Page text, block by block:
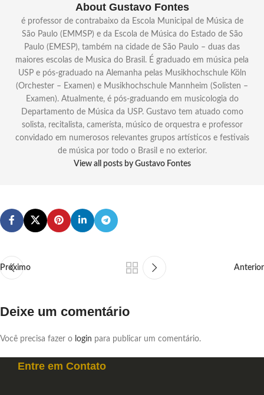
About Gustavo Fontes
é professor de contrabaixo da Escola Municipal de Música de
São Paulo (EMMSP) e da Escola de Música do Estado de São
Paulo (EMESP), também na cidade de São Paulo – duas das
maiores escolas de Musica do Brasil. É graduado em música pela
USP e pós-graduado na Alemanha pelas Musikhochschule Köln
(Orchester – Examen) e Musikhochschule Mannheim (Solisten –
Examen). Atualmente, é pós-graduando em musicologia do
Departamento de Música da USP. Gustavo tem atuado como
solista, recitalista, camerísta, músico de orquestra e professor
convidado em numerosos relevantes grupos artísticos e festivais
de música por todo o Brasil e no exterior.
View all posts by Gustavo Fontes
Próximo Anterior
Deixe um comentário
Você precisa fazer o login para publicar um comentário.
Entre em Contato